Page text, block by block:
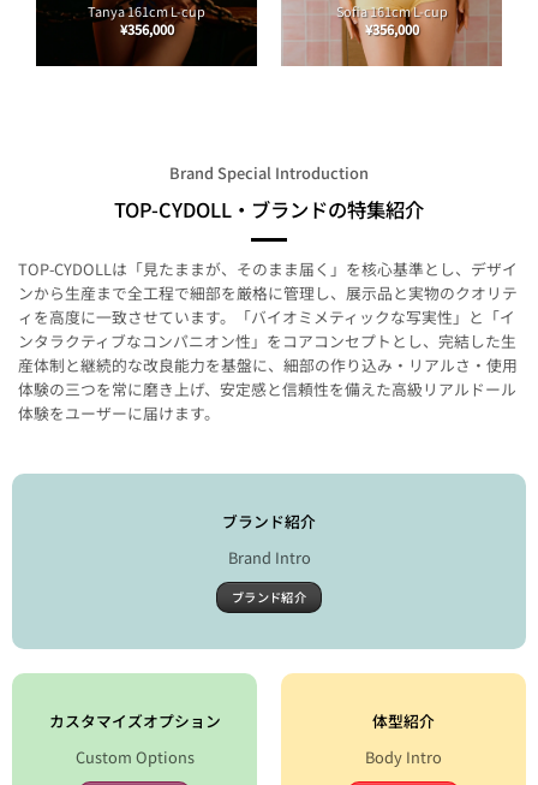
Tanya 161cm L-cup
¥356,000
Sofia 161cm L-cup
¥356,000
Brand Special Introduction
TOP-CYDOLL・ブランドの特集紹介
TOP‑CYDOLLは「見たままが、そのまま届く」を核心基準とし、デザイ
ンから生産まで全工程で細部を厳格に管理し、展示品と実物のクオリテ
ィを高度に一致させています。「バイオミメティックな写実性」と「イ
ンタラクティブなコンパニオン性」をコアコンセプトとし、完結した生
産体制と継続的な改良能力を基盤に、細部の作り込み・リアルさ・使用
体験の三つを常に磨き上げ、安定感と信頼性を備えた高級リアルドール
体験をユーザーに届けます。
ブランド紹介
Brand Intro
ブランド紹介
カスタマイズオプション
Custom Options
体型紹介
Body Intro